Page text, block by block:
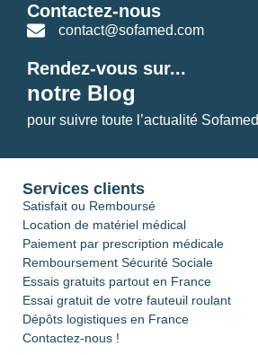
Contactez-nous
contact@sofamed.com
Rendez-vous sur...
notre Blog
pour suivre toute l’actualité Sofamed
Services clients
Satisfait ou Remboursé
Location de matériel médical
Paiement par prescription médicale
Remboursement Sécurité Sociale
Essais gratuits partout en France
Essai gratuit de votre fauteuil roulant
Dépôts logistiques en France
Contactez-nous !